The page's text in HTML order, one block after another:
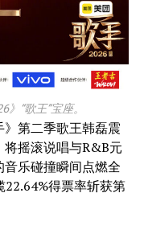
“歌王”宝座。
第二季歌王韩磊震
摇滚说唱与R&B元
乐碰撞瞬间点燃全
得票率斩获第